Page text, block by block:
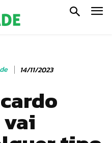
14/11/2023
vai